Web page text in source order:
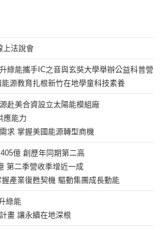
上法說會
綠能攜手IC之音與玄奘大學舉辦公益科普營
源教育扎根新竹在地學童科技素養
赴美合資設立太陽能模組廠
應能力
求 掌握美國能源轉型商機
億 創歷年同期第二高
第二季營收季增近一成
產業復甦契機 驅動集團成長動能
綠能
畫 讓永續在地深根